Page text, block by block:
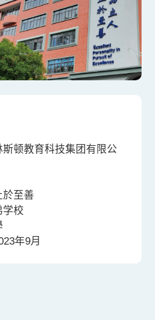
顿教育科技集团有限公
於至善
学校
年9月